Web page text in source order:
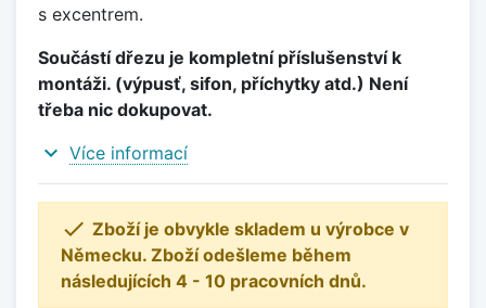
s excentrem.
Součástí dřezu je kompletní příslušenství k
montáži. (výpusť, sifon, příchytky atd.) Není
třeba nic dokupovat.
expand_more Více informací
 Zboží je obvykle skladem u výrobce v
Německu. Zboží odešleme během
následujících 4 - 10 pracovních dnů.